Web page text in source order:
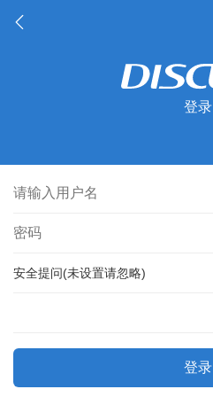
登录
安全提问(未设置请忽略)
登录